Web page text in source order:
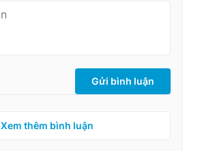
Gửi bình luận
Xem thêm bình luận